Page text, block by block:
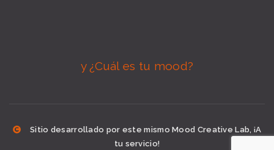
y ¿Cuál es tu mood?
Sitio desarrollado por este mismo Mood Creative Lab, ¡A
tu servicio!